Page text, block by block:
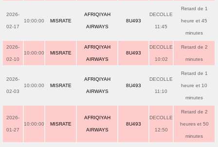
2026-
02-17
10:00:00 MISRATE
AFRIQIYAH
AIRWAYS
8U493
DECOLLE
11:45
Retard de 1
heure et 45
minutes
2026-
02-10
10:00:00 MISRATE
AFRIQIYAH
AIRWAYS
8U493
DECOLLE
10:02
Retard de 2
minutes
2026-
02-03
10:00:00 MISRATE
AFRIQIYAH
AIRWAYS
8U493
DECOLLE
11:10
Retard de 1
heure et 10
minutes
2026-
01-27
10:00:00 MISRATE
AFRIQIYAH
AIRWAYS
8U493
DECOLLE
12:50
Retard de 2
heures et 50
minutes